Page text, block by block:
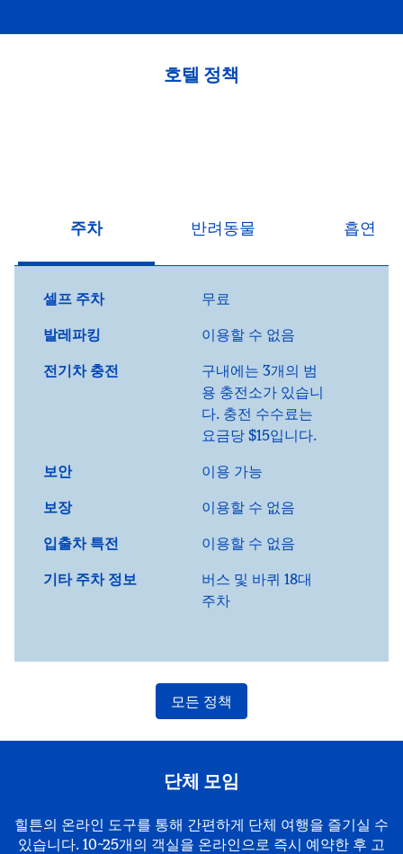
호텔 정책
주차 반려동물 흡연
셀프 주차
무료
발레파킹
이용할 수 없음
전기차 충전
구내에는 3개의 범
용 충전소가 있습니
다. 충전 수수료는
요금당 $15입니다.
보안
이용 가능
보장
이용할 수 없음
입출차 특전
이용할 수 없음
기타 주차 정보
버스 및 바퀴 18대
주차
모든 정책
단체 모임
힐튼의 온라인 도구를 통해 간편하게 단체 여행을 즐기실 수
있습니다. 10~25개의 객실을 온라인으로 즉시 예약한 후 고